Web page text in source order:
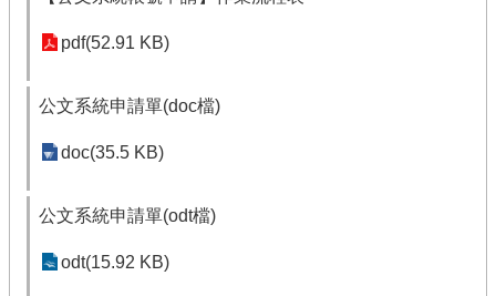
pdf(52.91 KB)
公文系統申請單(doc檔)
doc(35.5 KB)
公文系統申請單(odt檔)
odt(15.92 KB)